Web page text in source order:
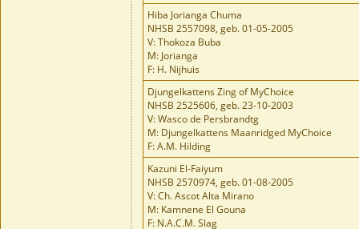
Hiba Jorianga Chuma
NHSB 2557098, geb. 01-05-2005
V: Thokoza Buba
M: Jorianga
F: H. Nijhuis
Djungelkattens Zing of MyChoice
NHSB 2525606, geb. 23-10-2003
V: Wasco de Persbrandtg
M: Djungelkattens Maanridged MyChoice
F: A.M. Hilding
Kazuni El-Faiyum
NHSB 2570974, geb. 01-08-2005
V: Ch. Ascot Alta Mirano
M: Kamnene El Gouna
F: N.A.C.M. Slag